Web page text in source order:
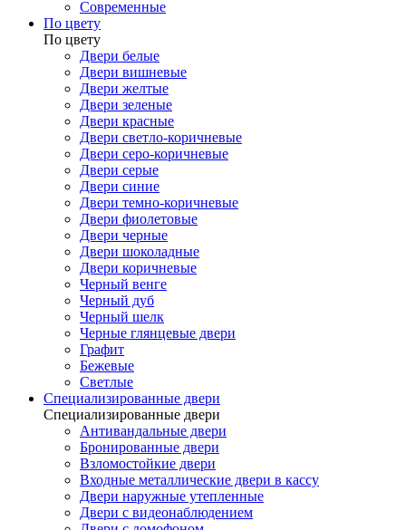
Современные
По цвету
По цвету
Двери белые
Двери вишневые
Двери желтые
Двери зеленые
Двери красные
Двери светло-коричневые
Двери серо-коричневые
Двери серые
Двери синие
Двери темно-коричневые
Двери фиолетовые
Двери черные
Двери шоколадные
Двери коричневые
Черный венге
Черный дуб
Черный шелк
Черные глянцевые двери
Графит
Бежевые
Светлые
Специализированные двери
Специализированные двери
Антивандальные двери
Бронированные двери
Взломостойкие двери
Входные металлические двери в кассу
Двери наружные утепленные
Двери с видеонаблюдением